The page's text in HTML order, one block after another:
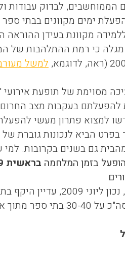
ימים מקוונים בבתי ספר
מגלה כי רמת ההתלהבות של
למשל
למצוא פתרון מעשי
בפרט הביא לנכונות גוברת
גם בשנים בקרובות.
הופעל בזמן המלחמה בראשית 2009 ע"
עם זאת, נכון
תלמידים וגם מורים המשתוקקים לכך.